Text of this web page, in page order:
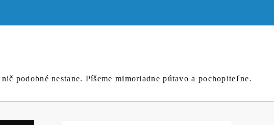
podobné nestane. Píšeme mimoriadne pútavo a pochopiteľne.